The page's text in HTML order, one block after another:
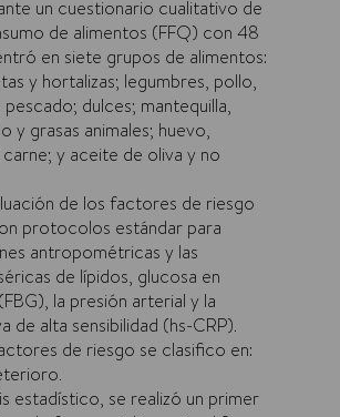
un cuestionario cualitativo de
de alimentos (FFQ) con 48
en siete grupos de alimentos:
y hortalizas; legumbres, pollo,
dulces; mantequilla,
y grasas animales; huevo,
y aceite de oliva y no
de los factores de riesgo
protocolos estándar para
antropométricas y las
de lípidos, glucosa en
la presión arterial y la
de alta sensibilidad (hs-CRP).
de riesgo se clasifico en:
estadístico, se realizó un primer